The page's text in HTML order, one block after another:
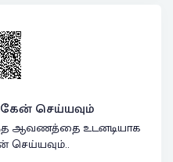
செய்யவும்
ஆவணத்தை உடனடியாக